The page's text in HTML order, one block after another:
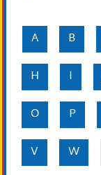
A B
H
I
O
P
V
W